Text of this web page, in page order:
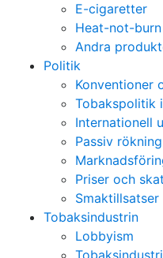
E-cigaretter
Heat-not-burn
Andra
Politik
Konventioner
Tobakspolitik
Internationell
Passiv rökning
Priser och
Smaktillsatser
Tobaksindustrin
Lobbyism